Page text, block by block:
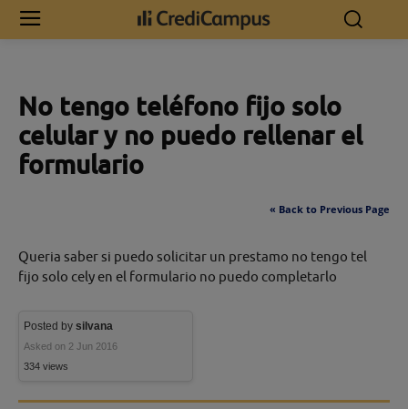
Inicio
No tengo teléfono fijo solo celular y no puedo rellenar el
No tengo teléfono fijo solo
celular y no puedo rellenar el
formulario
« Back to Previous Page
Queria saber si puedo solicitar un prestamo no tengo tel
fijo solo cely en el formulario no puedo completarlo
Posted by silvana
Asked on 2 Jun 2016
334 views